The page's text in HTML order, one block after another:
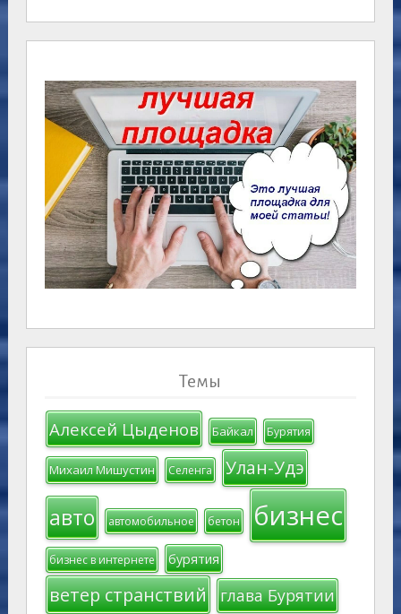
Темы
Алексей Цыденов Байкал Бурятия
Михаил Мишустин Селенга Улан-Удэ
авто автомобильное бетон бизнес
бизнес в интернете бурятия
ветер странствий глава Бурятии